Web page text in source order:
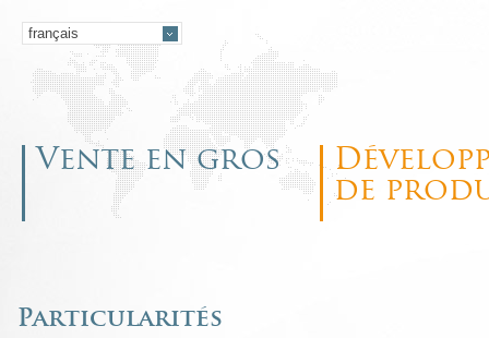
Vente en gros
de
Particularités